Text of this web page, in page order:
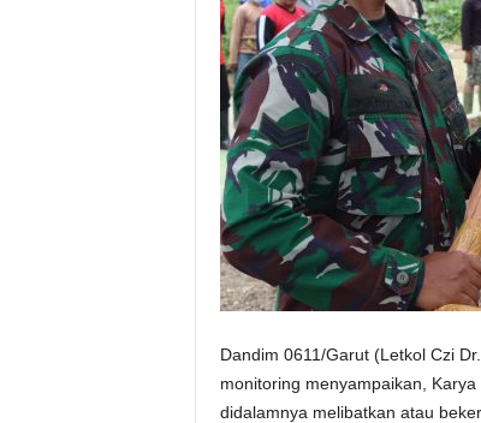
Dandim 0611/Garut (Letkol Czi
monitoring menyampaikan,
didalamnya melibatkan atau